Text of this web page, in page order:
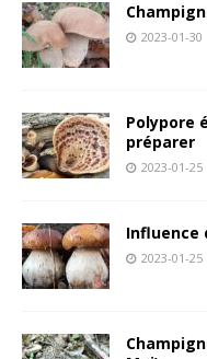
2023-01-30
Polypore
préparer
2023-01-25
Influence
2023-01-25